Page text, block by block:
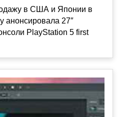
в США и Японии в
анонсировала 27″
PlayStation 5 first